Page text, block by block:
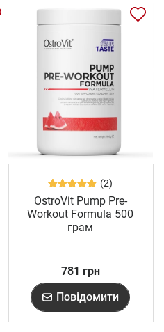
(2)
OstroVit Pump Pre-
Workout Formula 500
грам
781 грн
Повідомити